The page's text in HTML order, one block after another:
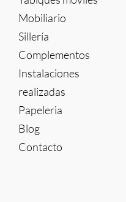
Mobiliario
Sillería
Complementos
Instalaciones
realizadas
Papeleria
Blog
Contacto